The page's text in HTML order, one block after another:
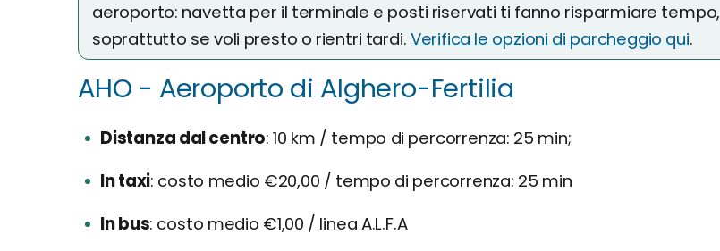
aeroporto: navetta per il terminale e posti riservati ti fanno risparmiare tempo,
soprattutto se voli presto o rientri tardi. Verifica le opzioni di parcheggio qui.
AHO - Aeroporto di Alghero-Fertilia
Distanza dal centro 10 km / tempo di percorrenza: 25 min;
In taxi costo medio €20,00 / tempo di percorrenza: 25 min
In bus costo medio €1,00 / linea A.L.F.A